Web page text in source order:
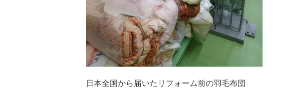
日本全国から届いたリフォーム前の羽毛布団